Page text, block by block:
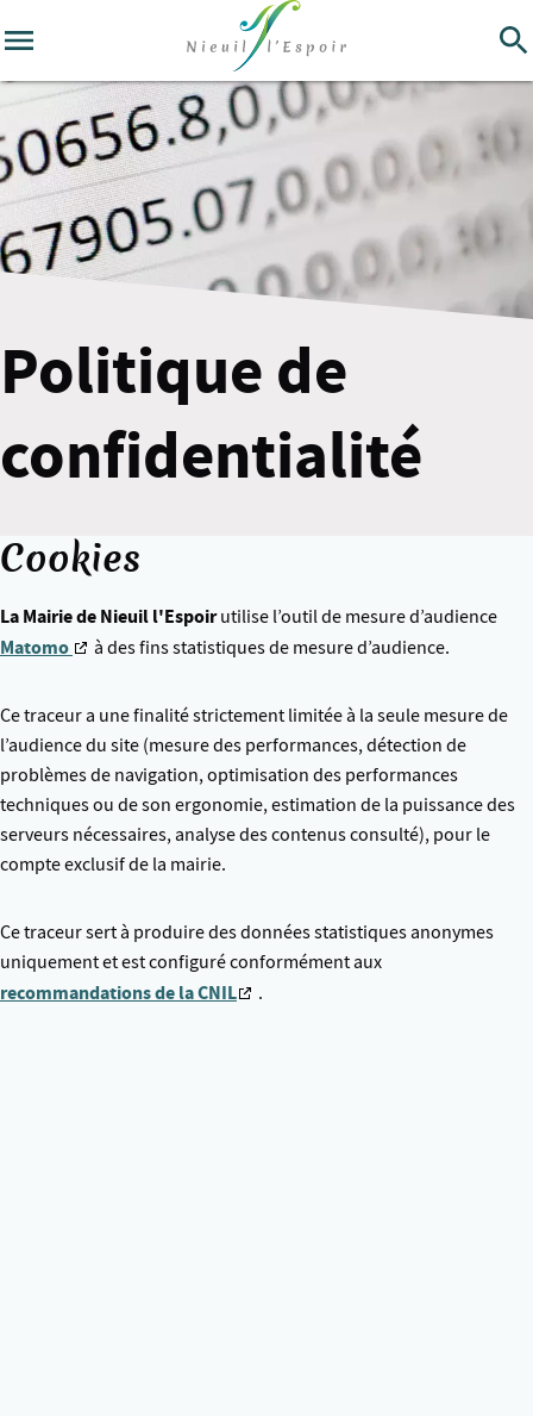
Politique de
confidentialité
Cookies
La Mairie de Nieuil l'Espoirutilise l’outil de mesure d’audience
Matomo à des fins statistiques de mesure d’audience.
Ce traceur a une finalité strictement limitée à la seule mesure de
l’audience du site (mesure des performances, détection de
problèmes de navigation, optimisation des performances
techniques ou de son ergonomie, estimation de la puissance des
serveurs nécessaires, analyse des contenus consulté), pour le
compte exclusif de la mairie.
Ce traceur sert à produire des données statistiques anonymes
uniquement et est configuré conformément aux
recommandations de la CNIL .